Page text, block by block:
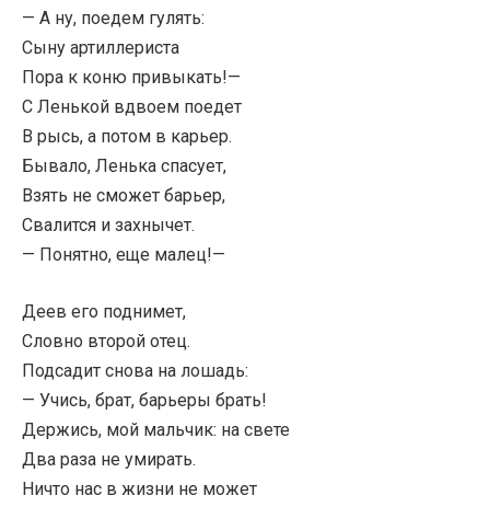
— А ну, поедем гулять:
Сыну артиллериста
Пора к коню привыкать!—
С Ленькой вдвоем поедет
В рысь, а потом в карьер.
Бывало, Ленька спасует,
Взять не сможет барьер,
Свалится и захнычет.
— Понятно, еще малец!—
Деев его поднимет,
Словно второй отец.
Подсадит снова на лошадь:
— Учись, брат, барьеры брать!
Держись, мой мальчик: на свете
Два раза не умирать.
Ничто нас в жизни не может